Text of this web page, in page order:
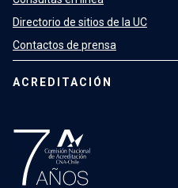
Directorio de sitios de la UC
Contactos de prensa
ACREDITACIÓN